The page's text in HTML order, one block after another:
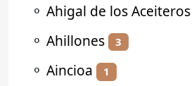
⚬ Ahigal de los Aceiteros
⚬ Ahillones 3
⚬ Aincioa 1